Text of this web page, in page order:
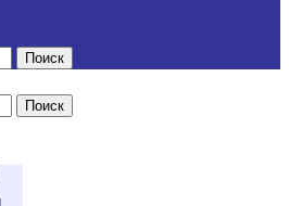
Поиск
Поиск